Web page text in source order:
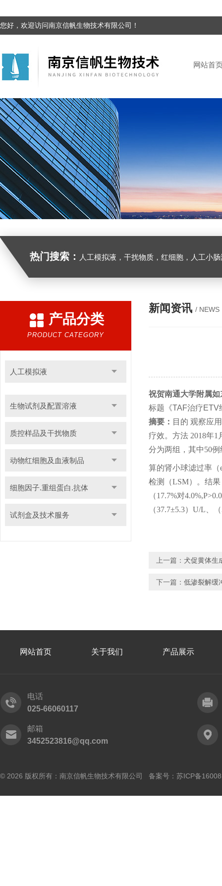
您好，欢迎访问南京信帆生物技术有限公司！
网站首
热门搜索： 人工模拟液，干扰物质，红细胞，人工小
产品分类
PRODUCT CATEGORY
人工模拟液
生物试剂及配置溶液
质控样品及干扰物质
动物红细胞及血液制品
细胞因子.重组蛋白.抗体
试剂盒及技术服务
新闻资讯 / NEWS
祝贺南通大学附属
标题《TAF治疗ETV
摘要： 目的 观察应
疗效。方法 2018年1
分为两组，其中50例
算的肾小球滤过率（
检测（LSM）。结
（17.7%对
（37.7±5.3） U/L 、（
上一篇： 犬促黄体生
下一篇： 低渗裂解缓
网站首页 关于我们 产品展示
电话
025-66060117
邮箱
3452523816@qq.com
© 2026 版权所有：南京信帆生物技术有限公司 备案号： 苏ICP备